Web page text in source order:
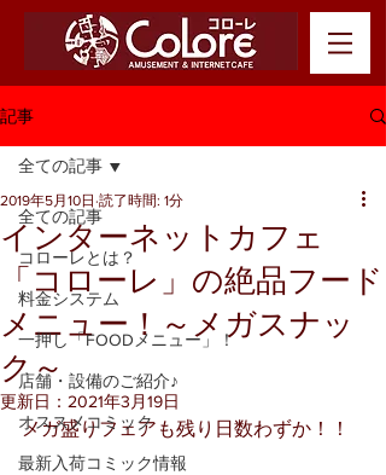
記事
全ての記事
コローレとは？
料金システム
一押し「FOODメニュー」！
店舗・設備のご紹介♪
オススメコミック
最新入荷コミック情報
全ての記事
インターネットカフェ
「コローレ」の絶品フード
メニュー！～メガスナッ
ク～
2019年5月10日 読了時間: 1分
更新日： 2021年3月19日
メガ盛りフェアも残り日数わずか！！